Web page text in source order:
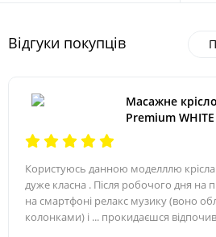
Відгуки покупців
Масажне
Premium
Користуюсь данною моделллю крісла
дуже класна . Після робочого дня на
на смартфоні релакс музику (воно
колонками) і ... прокидаєшся